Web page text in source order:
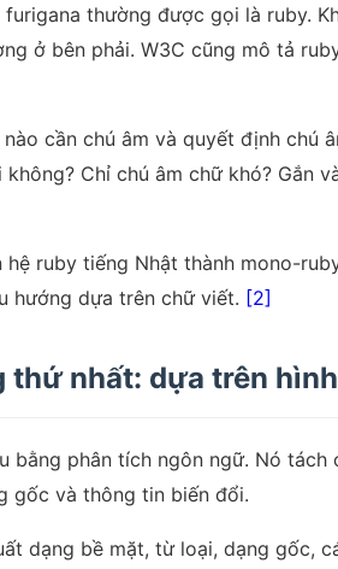
thường được gọi là ruby.
ở bên phải. W3C cũng mô tả
cần chú âm và quyết định chú
không? Chỉ chú âm chữ khó? Gắn
hệ ruby tiếng Nhật thành mono-
hướng dựa trên chữ viết. [2]
thứ nhất: dựa trên
bằng phân tích ngôn ngữ. Nó
gốc và thông tin biến đổi.
dạng bề mặt, từ loại, dạng gốc,